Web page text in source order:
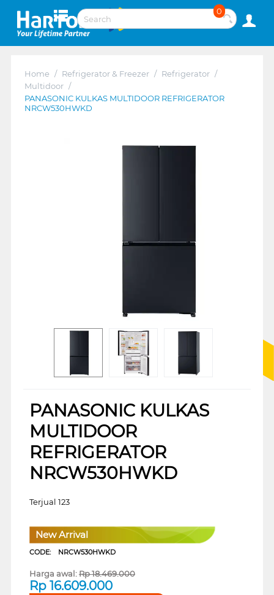
0
Home / Refrigerator & Freezer / Refrigerator /
Multidoor /
PANASONIC KULKAS MULTIDOOR REFRIGERATOR
NRCW530HWKD
PANASONIC KULKAS
MULTIDOOR
REFRIGERATOR
NRCW530HWKD
Terjual 123
New Arrival
CODE: NRCW530HWKD
Harga awal:Rp18.469.000
Rp 16.609.000